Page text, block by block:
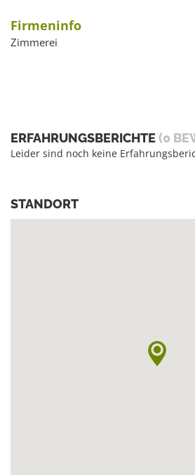
Firmeninfo
Zimmerei
ERFAHRUNGSBERICHTE(0
Leider sind noch keine
STANDORT